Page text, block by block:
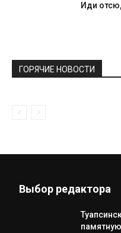
Иди
ГОРЯЧИЕ НОВОСТИ
Выбор редактора